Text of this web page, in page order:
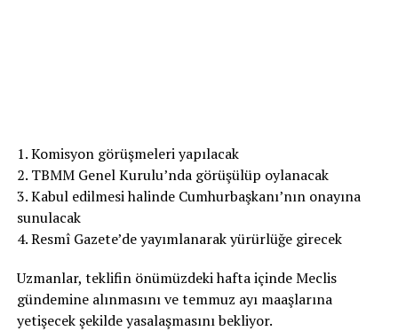
1. Komisyon görüşmeleri yapılacak
2. TBMM Genel Kurulu’nda görüşülüp oylanacak
3. Kabul edilmesi halinde Cumhurbaşkanı’nın onayına
sunulacak
4. Resmî Gazete’de yayımlanarak yürürlüğe girecek
Uzmanlar, teklifin önümüzdeki hafta içinde Meclis
gündemine alınmasını ve temmuz ayı maaşlarına
yetişecek şekilde yasalaşmasını bekliyor.